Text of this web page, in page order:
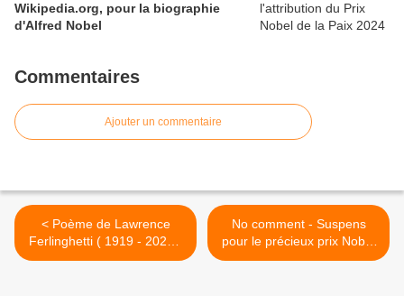
Wikipedia.org, pour la biographie
d'Alfred Nobel
Commentaires
Ajouter un commentaire
< Poème de Lawrence
Ferlinghetti ( 1919 - 2021),
poète de la Beat
No comment - Suspens
pour le précieux prix Nobel
de la Paix 2025. À ce jour,